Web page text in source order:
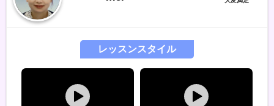
レッスンスタイル